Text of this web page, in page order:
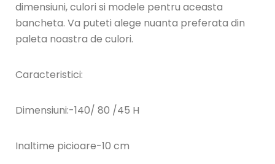
dimensiuni, culori si modele pentru aceasta
bancheta. Va puteti alege nuanta preferata din
paleta noastra de culori.
Caracteristici:
Dimensiuni:-140/ 80 /45 H
Inaltime picioare-10 cm